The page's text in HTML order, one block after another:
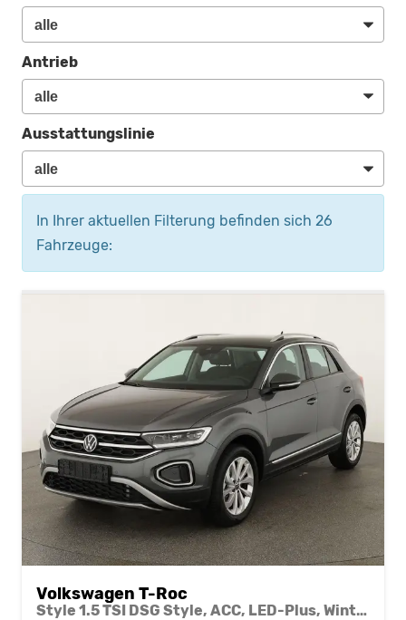
Antrieb
Ausstattungslinie
In Ihrer aktuellen Filterung befinden sich 26
Fahrzeuge:
Volkswagen T-Roc
Style 1.5 TSI DSG Style, ACC, LED-Plus, Winter, 17-Zoll